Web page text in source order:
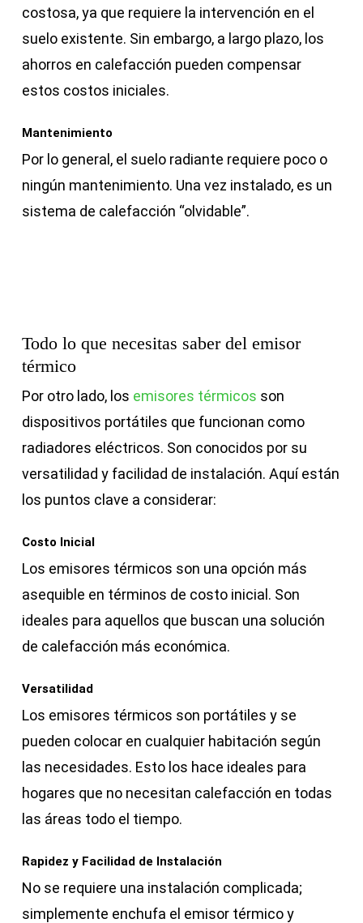
costosa, ya que requiere la intervención en el
suelo existente. Sin embargo, a largo plazo, los
ahorros en calefacción pueden compensar
estos costos iniciales.
Mantenimiento
Por lo general, el suelo radiante requiere poco o
ningún mantenimiento. Una vez instalado, es un
sistema de calefacción “olvidable”.
Todo lo que necesitas saber del emisor
térmico
Por otro lado, los emisores térmicos son
dispositivos portátiles que funcionan como
radiadores eléctricos. Son conocidos por su
versatilidad y facilidad de instalación. Aquí están
los puntos clave a considerar:
Costo Inicial
Los emisores térmicos son una opción más
asequible en términos de costo inicial. Son
ideales para aquellos que buscan una solución
de calefacción más económica.
Versatilidad
Los emisores térmicos son portátiles y se
pueden colocar en cualquier habitación según
las necesidades. Esto los hace ideales para
hogares que no necesitan calefacción en todas
las áreas todo el tiempo.
Rapidez y Facilidad de Instalación
No se requiere una instalación complicada;
simplemente enchufa el emisor térmico y